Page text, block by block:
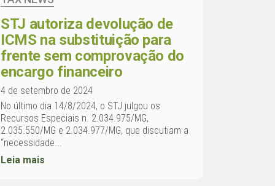
STJ autoriza devolução de
ICMS na substituição para
frente sem comprovação do
encargo financeiro
4 de setembro de 2024
No último dia 14/8/2024, o STJ julgou os
Recursos Especiais n. 2.034.975/MG,
2.035.550/MG e 2.034.977/MG, que discutiam a
“necessidade...
Leia mais